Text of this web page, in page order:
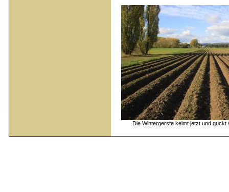
Die Wintergerste keimt jetzt und guckt